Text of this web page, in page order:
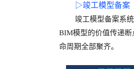
▷竣工模型备案
竣工模型备案系
BIM模型的价值传递
命周期全部聚齐。